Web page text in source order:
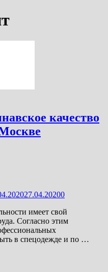
качество
27.04.20200
имеет свой
Согласно этим
в спецодежде и по …